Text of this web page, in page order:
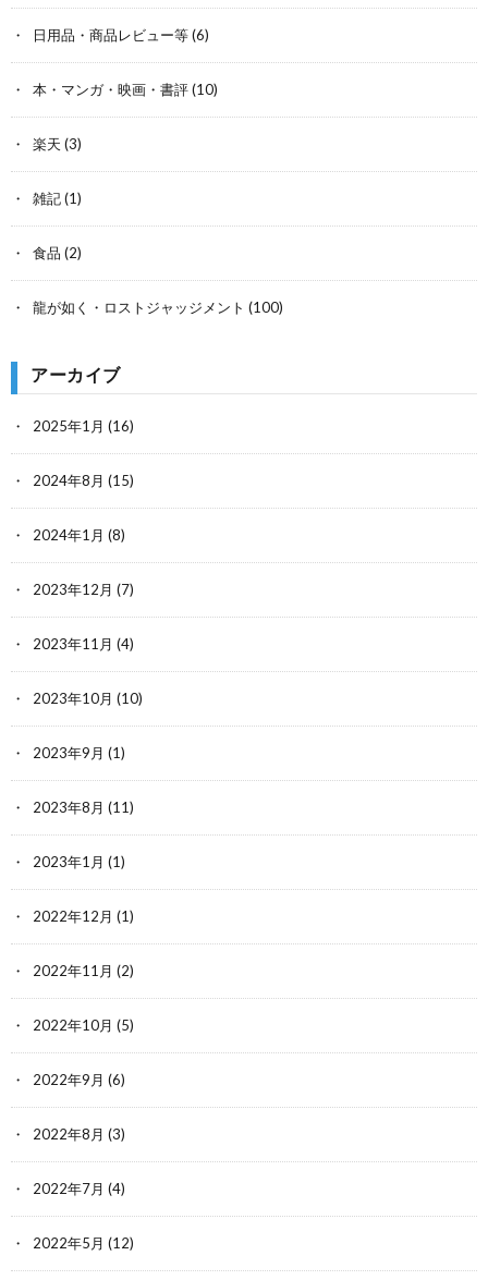
日用品・商品レビュー等(6)
本・マンガ・映画・書評(10)
楽天 (3)
雑記(1)
食品 (2)
龍が如く・ロストジャッジメント (100)
アーカイブ
2025年1月 (16)
2024年8月 (15)
2024年1月 (8)
2023年12月 (7)
2023年11月 (4)
2023年10月 (10)
2023年9月 (1)
2023年8月 (11)
2023年1月 (1)
2022年12月 (1)
2022年11月 (2)
2022年10月 (5)
2022年9月 (6)
2022年8月 (3)
2022年7月 (4)
2022年5月 (12)